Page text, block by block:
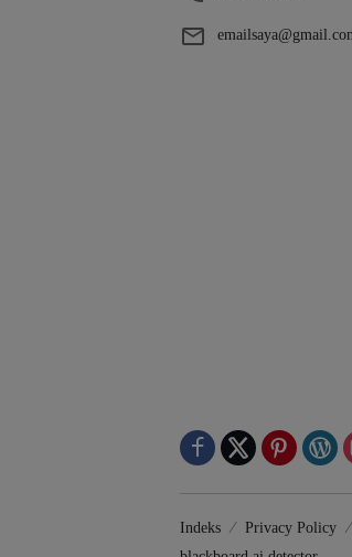
Indeks Privacy Policy